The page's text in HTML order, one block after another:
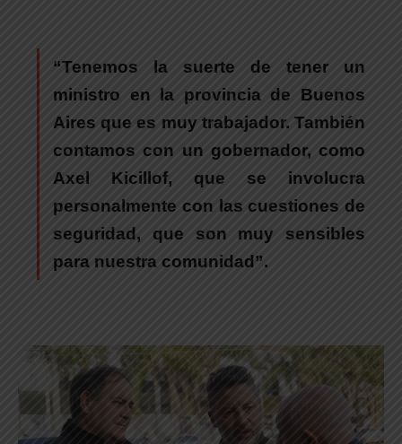
“Tenemos la suerte de tener un
ministro en la provincia de Buenos
Aires que es muy trabajador. También
contamos con un gobernador, como
Axel Kicillof, que se involucra
personalmente con las cuestiones de
seguridad, que son muy sensibles
para nuestra comunidad”.